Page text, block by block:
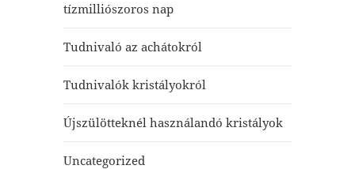
tízmilliószoros nap
Tudnivaló az achátokról
Tudnivalók kristályokról
Újszülötteknél használandó kristályok
Uncategorized